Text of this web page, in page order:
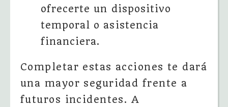
ofrecerte un dispositivo
temporal o asistencia
financiera.
Completar estas acciones te dará
una mayor seguridad frente a
futuros incidentes. A